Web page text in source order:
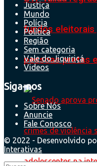
fundos eleitorais
pessoas pretas
Justiça
Mundo
Polícia
Política
Região
Sem categoria
Vale do Jiquiriçá
Videos
Siga-nos
Sobre Nós
Anuncie
Fale Conosco
© 2022 - Desenvolvido
Interativas